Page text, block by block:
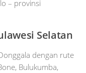
– provinsi
Selatan
dengan rute
Bulukumba,